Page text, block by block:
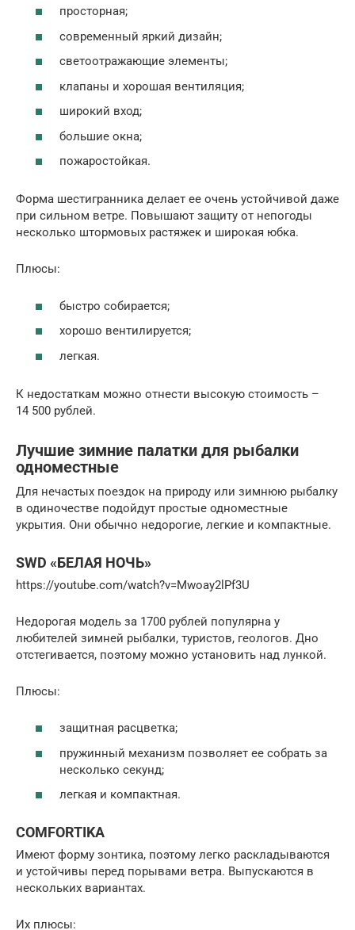
просторная;
современный яркий дизайн;
светоотражающие элементы;
клапаны и хорошая вентиляция;
широкий вход;
большие окна;
пожаростойкая.
Форма шестигранника делает ее очень устойчивой даже
при сильном ветре. Повышают защиту от непогоды
несколько штормовых растяжек и широкая юбка.
Плюсы:
быстро собирается;
хорошо вентилируется;
легкая.
К недостаткам можно отнести высокую стоимость –
14 500 рублей.
Лучшие зимние палатки для рыбалки
одноместные
Для нечастых поездок на природу или зимнюю рыбалку
в одиночестве подойдут простые одноместные
укрытия. Они обычно недорогие, легкие и компактные.
SWD «БЕЛАЯ НОЧЬ»
https://youtube.com/watch?v=Mwoay2lPf3U
Недорогая модель за 1700 рублей популярна у
любителей зимней рыбалки, туристов, геологов. Дно
отстегивается, поэтому можно установить над лункой.
Плюсы:
защитная расцветка;
пружинный механизм позволяет ее собрать за
несколько секунд;
легкая и компактная.
COMFORTIKA
Имеют форму зонтика, поэтому легко раскладываются
и устойчивы перед порывами ветра. Выпускаются в
нескольких вариантах.
Их плюсы: